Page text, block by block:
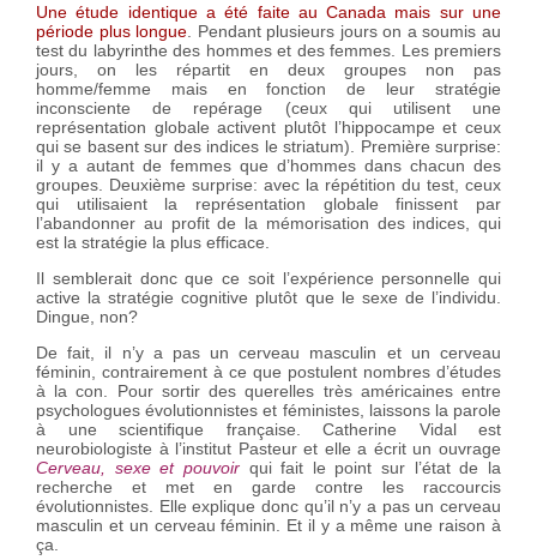
Une étude identique a été faite au Canada mais sur une
période plus longue . Pendant plusieurs jours on a soumis au
test du labyrinthe des hommes et des femmes. Les premiers
jours, on les répartit en deux groupes non pas
homme/femme mais en fonction de leur stratégie
inconsciente de repérage (ceux qui utilisent une
représentation globale activent plutôt l’hippocampe et ceux
qui se basent sur des indices le striatum). Première surprise:
il y a autant de femmes que d’hommes dans chacun des
groupes. Deuxième surprise: avec la répétition du test, ceux
qui utilisaient la représentation globale finissent par
l’abandonner au profit de la mémorisation des indices, qui
est la stratégie la plus efficace.
Il semblerait donc que ce soit l’expérience personnelle qui
active la stratégie cognitive plutôt que le sexe de l’individu.
Dingue, non?
De fait, il n’y a pas un cerveau masculin et un cerveau
féminin, contrairement à ce que postulent nombres d’études
à la con. Pour sortir des querelles très américaines entre
psychologues évolutionnistes et féministes, laissons la parole
à une scientifique française. Catherine Vidal est
neurobiologiste à l’institut Pasteur et elle a écrit un ouvrage
Cerveau, sexe et pouvoirqui fait le point sur l’état de la
recherche et met en garde contre les raccourcis
évolutionnistes. Elle explique donc qu’il n’y a pas un cerveau
masculin et un cerveau féminin. Et il y a même une raison à
ça.